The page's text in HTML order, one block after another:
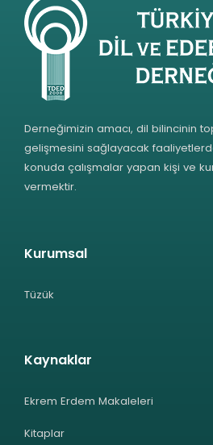
Derneğimizin amacı, dil bilincinin
gelişmesini sağlayacak
konuda çalışmalar yapan kişi ve
vermektir.
Kurumsal
Tüzük
Kaynaklar
Ekrem Erdem Makaleleri
Kitaplar